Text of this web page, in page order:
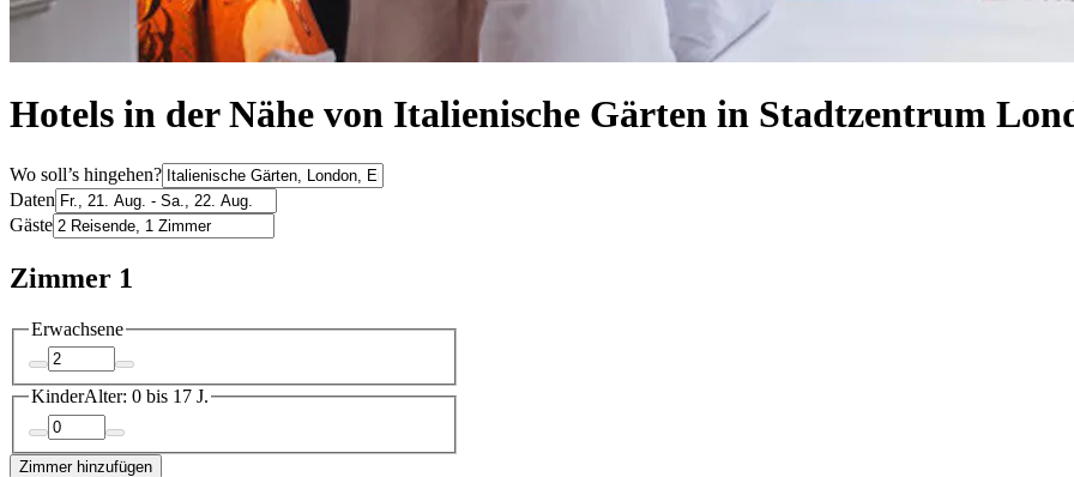
Hotels in der Nähe von Italienische Gärten in Stadtzentrum
Wo soll’s hingehen?
Daten
Gäste
Zimmer 1
Erwachsene
KinderAlter: 0 bis 17 J.
Zimmer hinzufügen